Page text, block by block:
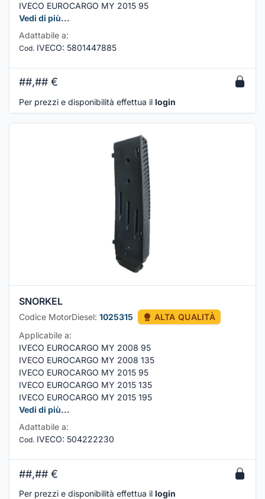
IVECO EUROCARGO MY 2015 95
Vedi di più...
Adattabile a:
Cod. IVECO: 5801447885
##,## €
Per prezzi e disponibilità effettua il login
SNORKEL
Codice MotorDiesel: 1025315
ALTA QUALITÀ
Applicabile a:
IVECO EUROCARGO MY 2008 95
IVECO EUROCARGO MY 2008 135
IVECO EUROCARGO MY 2015 95
IVECO EUROCARGO MY 2015 135
IVECO EUROCARGO MY 2015 195
Vedi di più...
Adattabile a:
Cod. IVECO: 504222230
##,## €
Per prezzi e disponibilità effettua il login